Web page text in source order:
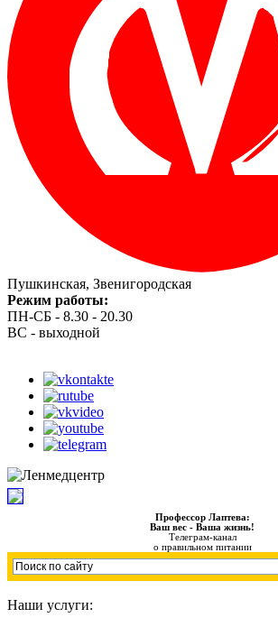
Пушкинская, Звенигородская
Режим работы:
ПН-СБ - 8.30 - 20.30
ВС - выходной
Профессор Лаптева:
Ваш вес - Ваша жизнь!
Телеграм-канал
о правильном питании
Наши услуги: